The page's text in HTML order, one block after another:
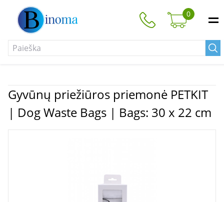
0
Gyvūnų priežiūros priemonė PETKIT
| Dog Waste Bags | Bags: 30 x 22 cm